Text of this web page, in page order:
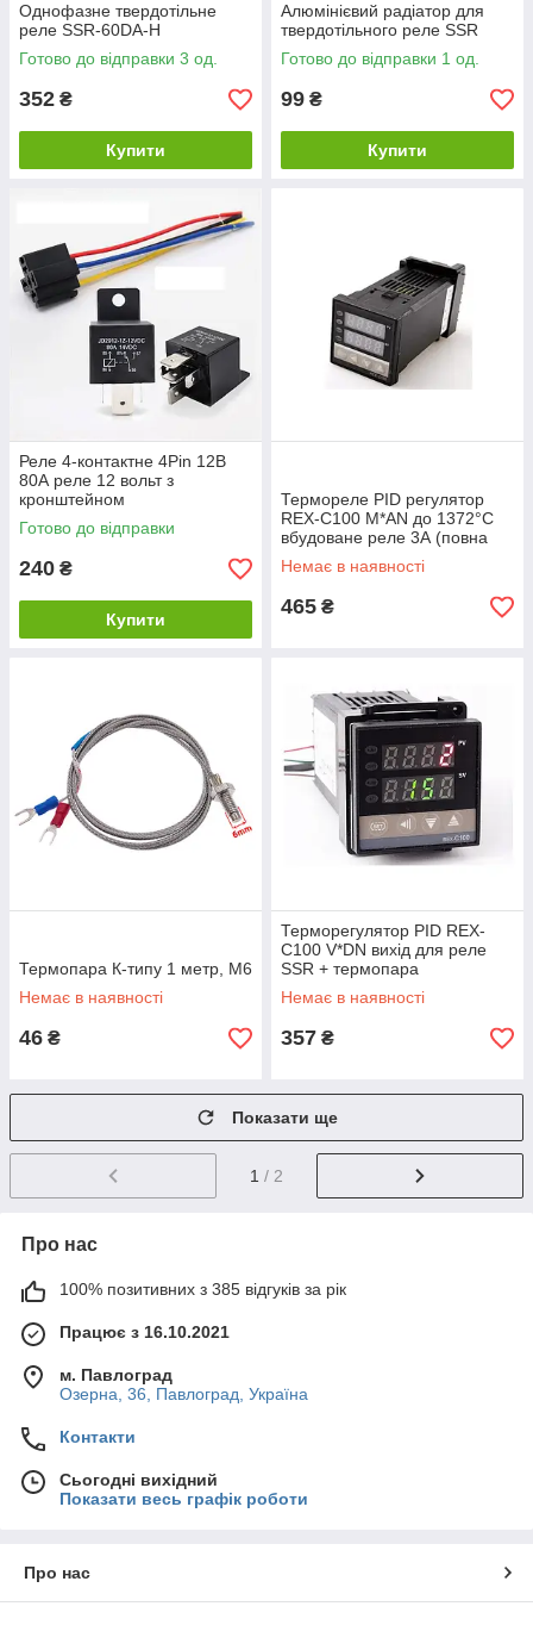
Однофазне твердотільне
реле SSR-60DA-H
Готово до відправки 3 од.
352 ₴
Купити
Алюмінієвий радіатор для
твердотільного реле SSR
Готово до відправки 1 од.
99 ₴
Купити
Реле 4-контактне 4Pin 12В
80А реле 12 вольт з
кронштейном
Готово до відправки
240 ₴
Купити
Термореле PID регулятор
REX-C100 M*AN до 1372°C
вбудоване реле 3А (повна
версія) +термопара
Немає в наявності
465 ₴
Термопара К-типу 1 метр, М6
Немає в наявності
46 ₴
Терморегулятор PID REX-
C100 V*DN вихід для реле
SSR + термопара
Немає в наявності
357 ₴
Показати ще
1 / 2
Про нас
100% позитивних з 385 відгуків за рік
Працює з 16.10.2021
м. Павлоград
Озерна, 36, Павлоград, Україна
Контакти
Сьогодні вихідний
Показати весь графік роботи
Про нас